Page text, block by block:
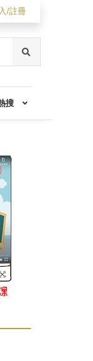
/註冊
搜